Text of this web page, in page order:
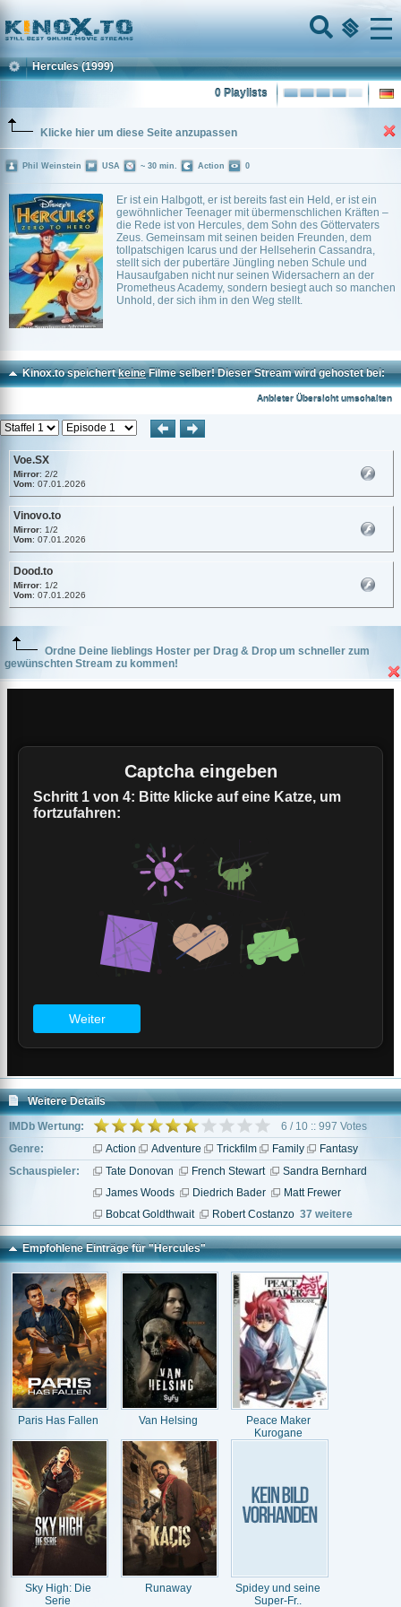
Home
Menu
Hercules (1999)
0 Playlists
Klicke hier um diese Seite anzupassen
Er ist ein Halbgott, er ist bereits fast ein Held, er ist ein
gewöhnlicher Teenager mit übermenschlichen Kräften –
die Rede ist von Hercules, dem Sohn des Göttervaters
Zeus. Gemeinsam mit seinen beiden Freunden, dem
tollpatschigen Icarus und der Hellseherin Cassandra,
stellt sich der pubertäre Jüngling neben Schule und
Hausaufgaben nicht nur seinen Widersachern an der
Prometheus Academy, sondern besiegt auch so manchen
Unhold, der sich ihm in den Weg stellt.
Phil Weinstein USA ~ 30 min. Action 0
Kinox.to speichertkeineFilme selber! Dieser Stream wird gehostet bei:
Anbieter Übersicht umschalten
Voe.SX
Mirror: 2/2
Vom: 07.01.2026
Vinovo.to
Mirror: 1/2
Vom: 07.01.2026
Dood.to
Mirror: 1/2
Vom: 07.01.2026
Ordne Deine lieblings Hoster per Drag & Drop um schneller zum
gewünschten Stream zu kommen!
Weitere Details
IMDb Wertung:
6 / 10 :: 997 Votes
Genre:
Action Adventure Trickfilm Family
Fantasy
Schauspieler:
Tate Donovan French Stewart
Sandra Bernhard
James Woods
Diedrich Bader
Matt Frewer
Bobcat Goldthwait
Robert Costanzo 37 weitere
Empfohlene Einträge für "Hercules"
Paris Has Fallen Van Helsing
Peace Maker
Kurogane
Sky High: Die
Serie
Runaway
Spidey und seine
Super-Fr..